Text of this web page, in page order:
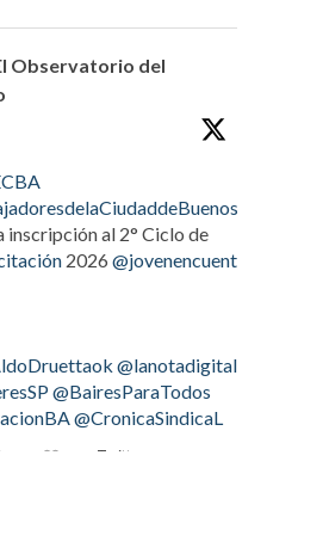
Observatorio del
inscripción al 2° Ciclo de
2026 @jovenencuentro
@lanotadigital
@BairesParaTodos
@CronicaSindicaL
Twitter